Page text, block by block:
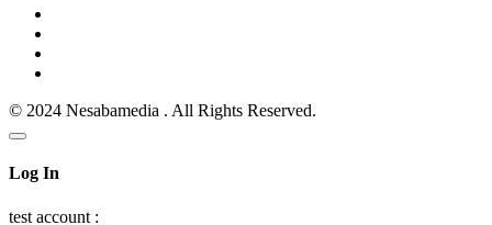
© 2024 Nesabamedia . All Rights Reserved.
Log In
test account :